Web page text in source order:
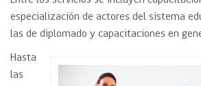
especialización de actores del sistema
las de diplomado y capacitaciones en
Hasta
las